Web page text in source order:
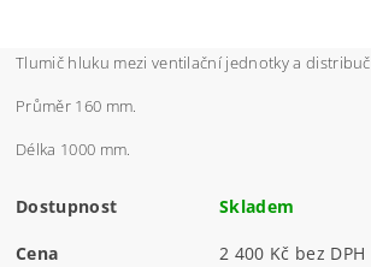
Tlumič hluku mezi ventilační jednotky a
Průměr 160 mm.
Délka 1000 mm.
Dostupnost Skladem
Cena 2 400 Kč bez DPH